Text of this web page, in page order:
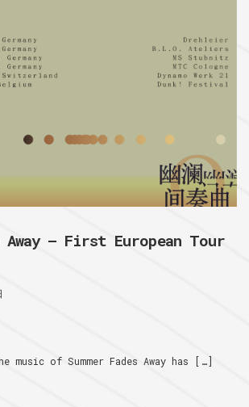
Away – First European Tour
music of Summer Fades Away has […]